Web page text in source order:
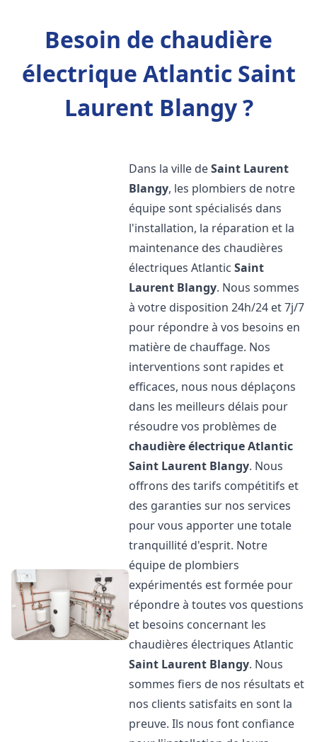
Besoin de chaudière
électrique Atlantic Saint
Laurent Blangy ?
Dans la ville deSaint Laurent
Blangy, les plombiers de notre
équipe sont spécialisés dans
l'installation, la réparation et la
maintenance des chaudières
électriques AtlanticSaint
Laurent Blangy. Nous sommes
à votre disposition 24h/24 et 7j/7
pour répondre à vos besoins en
matière de chauffage. Nos
interventions sont rapides et
efficaces, nous nous déplaçons
dans les meilleurs délais pour
résoudre vos problèmes de
chaudière électrique Atlantic
Saint Laurent Blangy. Nous
offrons des tarifs compétitifs et
des garanties sur nos services
pour vous apporter une totale
tranquillité d'esprit. Notre
équipe de plombiers
expérimentés est formée pour
répondre à toutes vos questions
et besoins concernant les
chaudières électriques Atlantic
Saint Laurent Blangy. Nous
sommes fiers de nos résultats et
nos clients satisfaits en sont la
preuve. Ils nous font confiance